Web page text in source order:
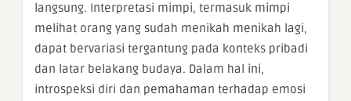
langsung. Interpretasi mimpi, termasuk mimpi
melihat orang yang sudah menikah menikah lagi,
dapat bervariasi tergantung pada konteks pribadi
dan latar belakang budaya. Dalam hal ini,
introspeksi diri dan pemahaman terhadap emosi